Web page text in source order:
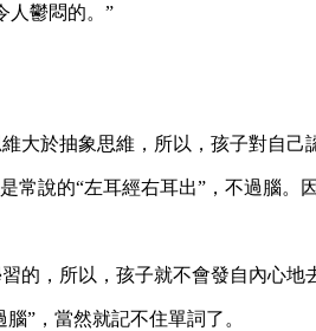
人鬱悶的。”
於抽象思維，所以，孩子對自己
說的“左耳經右耳出”，不過腦。
的，所以，孩子就不會發自內心地
”，當然就記不住單詞了。